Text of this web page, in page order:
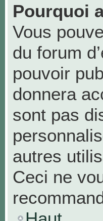
Pourquoi
Vous
du forum
pouvoir
donnera
sont pas
autres
Ceci ne